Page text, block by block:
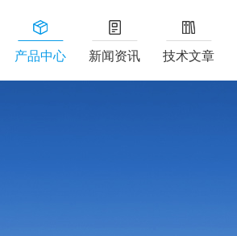
产品中心 新闻资讯 技术文章